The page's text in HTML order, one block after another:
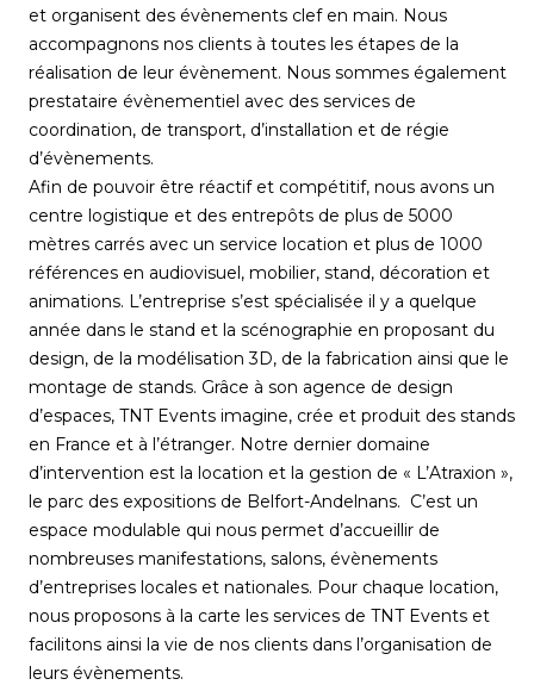
et organisent des évènements clef en main. Nous
accompagnons nos clients à toutes les étapes de la
réalisation de leur évènement. Nous sommes également
prestataire évènementiel avec des services de
coordination, de transport, d’installation et de régie
d’évènements.
Afin de pouvoir être réactif et compétitif, nous avons un
centre logistique et des entrepôts de plus de 5000
mètres carrés avec un service location et plus de 1000
références en audiovisuel, mobilier, stand, décoration et
animations. L’entreprise s’est spécialisée il y a quelque
année dans le stand et la scénographie en proposant du
design, de la modélisation 3D, de la fabrication ainsi que le
montage de stands. Grâce à son agence de design
d’espaces, TNT Events imagine, crée et produit des stands
en France et à l’étranger. Notre dernier domaine
d’intervention est la location et la gestion de « L’Atraxion »,
le parc des expositions de Belfort-Andelnans. C’est un
espace modulable qui nous permet d’accueillir de
nombreuses manifestations, salons, évènements
d’entreprises locales et nationales. Pour chaque location,
nous proposons à la carte les services de TNT Events et
facilitons ainsi la vie de nos clients dans l’organisation de
leurs évènements.